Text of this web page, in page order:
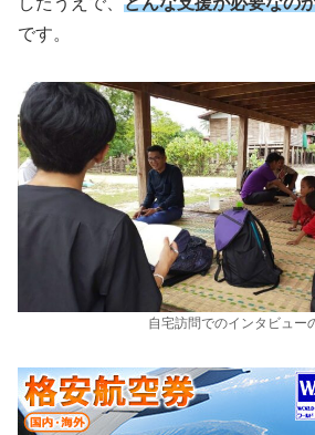
です。
自宅訪問でのインタビュー